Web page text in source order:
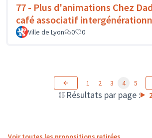
77 - Plus d'animations Chez
café associatif
Ville de Lyon 0 0
Résultats par page :
1 2 3 4 5